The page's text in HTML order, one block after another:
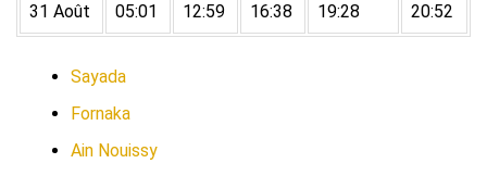
31 Août 05:01 12:59 16:38 19:28 20:52
Sayada
Fornaka
Ain Nouissy